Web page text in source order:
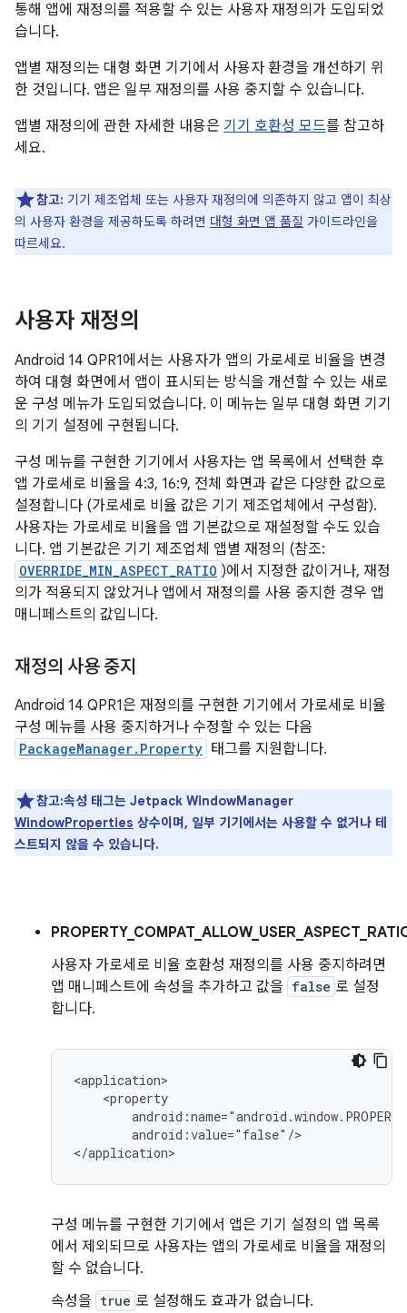
통해 앱에 재정의를 적용할 수 있는 사용자 재정의가 도입되었
습니다.
앱별 재정의는 대형 화면 기기에서 사용자 환경을 개선하기 위
한 것입니다. 앱은 일부 재정의를 사용 중지할 수 있습니다.
앱별 재정의에 관한 자세한 내용은 기기 호환성 모드를 참고하
세요.
참고: 기기 제조업체 또는 사용자 재정의에 의존하지 않고 앱이 최상
의 사용자 환경을 제공하도록 하려면 대형 화면 앱 품질 가이드라인을
따르세요.
사용자 재정의
Android 14 QPR1에서는 사용자가 앱의 가로세로 비율을 변경
하여 대형 화면에서 앱이 표시되는 방식을 개선할 수 있는 새로
운 구성 메뉴가 도입되었습니다. 이 메뉴는 일부 대형 화면 기기
의 기기 설정에 구현됩니다.
구성 메뉴를 구현한 기기에서 사용자는 앱 목록에서 선택한 후
앱 가로세로 비율을 4:3, 16:9, 전체 화면과 같은 다양한 값으로
설정합니다 (가로세로 비율 값은 기기 제조업체에서 구성함).
사용자는 가로세로 비율을 앱 기본값으로 재설정할 수도 있습
니다. 앱 기본값은 기기 제조업체 앱별 재정의 (참조:
OVERRIDE_MIN_ASPECT_RATIO )에서 지정한 값이거나, 재정
의가 적용되지 않았거나 앱에서 재정의를 사용 중지한 경우 앱
매니페스트의 값입니다.
재정의 사용 중지
Android 14 QPR1은 재정의를 구현한 기기에서 가로세로 비율
구성 메뉴를 사용 중지하거나 수정할 수 있는 다음
PackageManager.Property 태그를 지원합니다.
참고:속성 태그는 Jetpack WindowManager
WindowProperties 상수이며, 일부 기기에서는 사용할 수 없거나 테
스트되지 않을 수 있습니다.
사용자 가로세로 비율 호환성 재정의를 사용 중지하려면
앱 매니페스트에 속성을 추가하고 값을 false 로 설정
합니다.
android:value="false"/>
구성 메뉴를 구현한 기기에서 앱은 기기 설정의 앱 목록
에서 제외되므로 사용자는 앱의 가로세로 비율을 재정의
할 수 없습니다.
속성을 true 로 설정해도 효과가 없습니다.